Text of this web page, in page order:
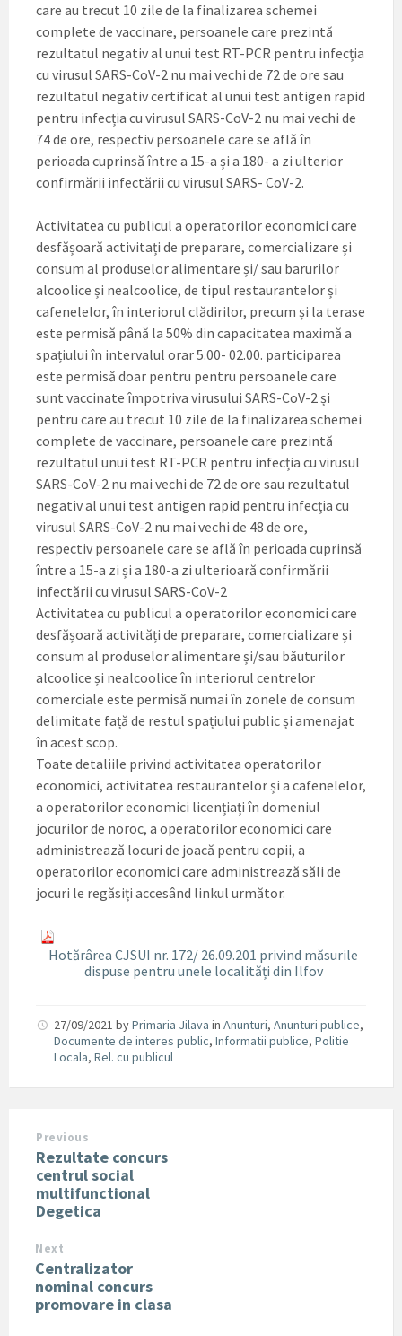
care au trecut 10 zile de la finalizarea schemei
complete de vaccinare, persoanele care prezintă
rezultatul negativ al unui test RT-PCR pentru infecția
cu virusul SARS-CoV-2 nu mai vechi de 72 de ore sau
rezultatul negativ certificat al unui test antigen rapid
pentru infecția cu virusul SARS-CoV-2 nu mai vechi de
74 de ore, respectiv persoanele care se află în
perioada cuprinsă între a 15-a și a 180- a zi ulterior
confirmării infectării cu virusul SARS- CoV-2.
Activitatea cu publicul a operatorilor economici care
desfășoară activitați de preparare, comercializare și
consum al produselor alimentare și/ sau barurilor
alcoolice și nealcoolice, de tipul restaurantelor și
cafenelelor, în interiorul clădirilor, precum și la terase
este permisă până la 50% din capacitatea maximă a
spațiului în intervalul orar 5.00- 02.00. participarea
este permisă doar pentru pentru persoanele care
sunt vaccinate împotriva virusului SARS-CoV-2 și
pentru care au trecut 10 zile de la finalizarea schemei
complete de vaccinare, persoanele care prezintă
rezultatul unui test RT-PCR pentru infecția cu virusul
SARS-CoV-2 nu mai vechi de 72 de ore sau rezultatul
negativ al unui test antigen rapid pentru infecția cu
virusul SARS-CoV-2 nu mai vechi de 48 de ore,
respectiv persoanele care se află în perioada cuprinsă
între a 15-a zi și a 180-a zi ulterioară confirmării
infectării cu virusul SARS-CoV-2
Activitatea cu publicul a operatorilor economici care
desfășoară activități de preparare, comercializare și
consum al produselor alimentare și/sau băuturilor
alcoolice și nealcoolice în interiorul centrelor
comerciale este permisă numai în zonele de consum
delimitate față de restul spațiului public și amenajat
în acest scop.
Toate detaliile privind activitatea operatorilor
economici, activitatea restaurantelor și a cafenelelor,
a operatorilor economici licențiați în domeniul
jocurilor de noroc, a operatorilor economici care
administrează locuri de joacă pentru copii, a
operatorilor economici care administrează săli de
jocuri le regăsiți accesând linkul următor.
Hotărârea CJSUI nr. 172/ 26.09.201 privind măsurile
dispuse pentru unele localități din Ilfov
27/09/2021 byPrimaria Jilava in Anunturi, Anunturi publice,
Documente de interes public, Informatii publice, Politie
Locala, Rel. cu publicul
Previous
Rezultate concurs
centrul social
multifunctional
Degetica
Next
Centralizator
nominal concurs
promovare in clasa